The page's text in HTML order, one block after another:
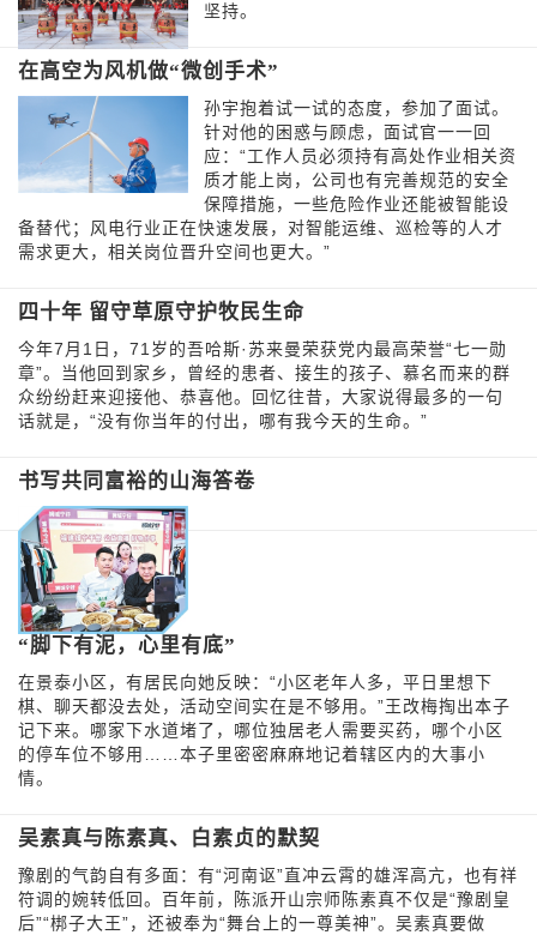
坚持。
在高空为风机做“微创手术”
孙宇抱着试一试的态度，参加了面试。
针对他的困惑与顾虑，面试官一一回
应：“工作人员必须持有高处作业相关资
质才能上岗，公司也有完善规范的安全
保障措施，一些危险作业还能被智能设
备替代；风电行业正在快速发展，对智能运维、巡检等的人才
需求更大，相关岗位晋升空间也更大。”
四十年 留守草原守护牧民生命
今年7月1日，71岁的吾哈斯·苏来曼荣获党内最高荣誉“七一勋
章”。当他回到家乡，曾经的患者、接生的孩子、慕名而来的群
众纷纷赶来迎接他、恭喜他。回忆往昔，大家说得最多的一句
话就是，“没有你当年的付出，哪有我今天的生命。”
书写共同富裕的山海答卷
“脚下有泥，心里有底”
在景泰小区，有居民向她反映：“小区老年人多，平日里想下
棋、聊天都没去处，活动空间实在是不够用。”王改梅掏出本子
记下来。哪家下水道堵了，哪位独居老人需要买药，哪个小区
的停车位不够用……本子里密密麻麻地记着辖区内的大事小
情。
吴素真与陈素真、白素贞的默契
豫剧的气韵自有多面：有“河南讴”直冲云霄的雄浑高亢，也有祥
符调的婉转低回。百年前，陈派开山宗师陈素真不仅是“豫剧皇
后”“梆子大王”，还被奉为“舞台上的一尊美神”。吴素真要做